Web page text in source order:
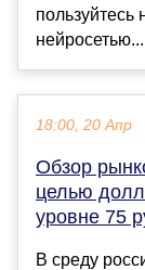
пользуйтесь
18:00, 20 Апр
Обзор
целью
уровне 75
В среду